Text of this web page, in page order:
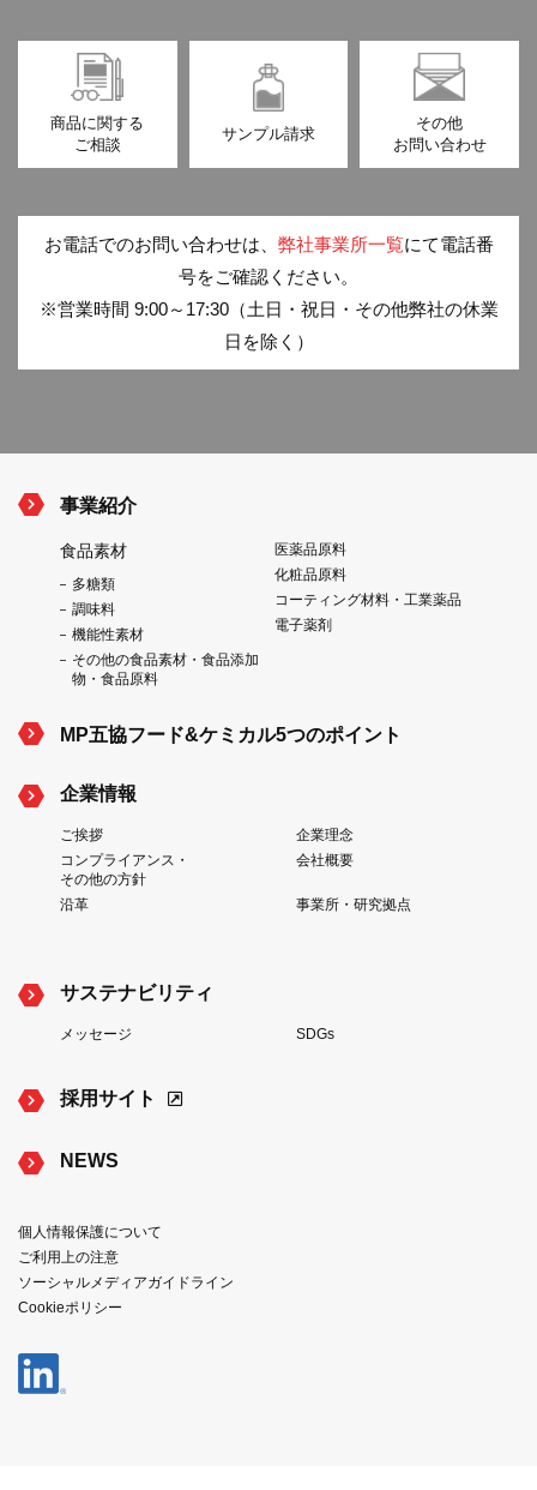
商品に関する
ご相談
サンプル請求
その他
お問い合わせ
お電話でのお問い合わせは、 弊社事業所一覧にて電話番
号をご確認ください。
※営業時間 9:00～17:30（土日・祝日・その他弊社の休業
日を除く）
事業紹介
食品素材
多糖類
調味料
機能性素材
その他の食品素材・食品添加
物・食品原料
医薬品原料
化粧品原料
コーティング材料・工業薬品
電子薬剤
MP五協フード&ケミカル5つのポイント
企業情報
ご挨拶
企業理念
コンプライアンス・
その他の方針
会社概要
沿革 事業所・研究拠点
サステナビリティ
メッセージ SDGs
採用サイト
NEWS
個人情報保護について
ご利用上の注意
ソーシャルメディアガイドライン
Cookieポリシー